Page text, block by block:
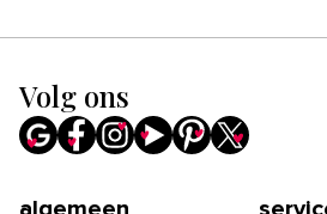
Volg ons